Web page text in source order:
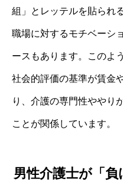
組」とレッテルを貼られ
職場に対するモチベーシ
ースもあります。このよ
社会的評価の基準が賃金
り、介護の専門性ややり
ことが関係しています。
男性介護士が「